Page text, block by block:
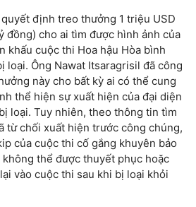
định treo thưởng 1 triệu USD
đồng) cho ai tìm được hình ảnh của
khấu cuộc thi Hoa hậu Hòa bình
loại. Ông Nawat Itsaragrisil đã công
này cho bất kỳ ai có thể cung
thể hiện sự xuất hiện của đại diện
loại. Tuy nhiên, theo thông tin tìm
từ chối xuất hiện trước công chúng,
của cuộc thi cố gắng khuyên bảo
thể được thuyết phục hoặc
vào cuộc thi sau khi bị loại khỏi